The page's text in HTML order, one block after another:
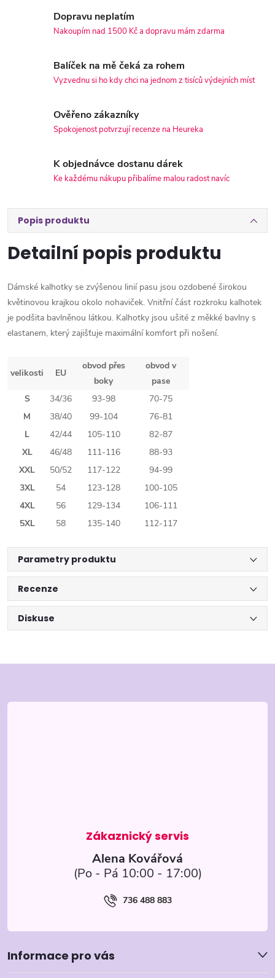
Dopravu neplatím
Nakoupím nad 1500 Kč a dopravu mám zdarma
Balíček na mě čeká za rohem
Vyzvednu si ho kdy chci na jednom z tisíců výdejních míst
Ověřeno zákazníky
Spokojenost potvrzují recenze na Heureka
K objednávce dostanu dárek
Ke každému nákupu přibalíme malou radost navíc
Popis produktu
Detailní popis produktu
Dámské kalhotky se zvýšenou linií pasu jsou ozdobené širokou
květinovou krajkou okolo nohaviček. Vnitřní část rozkroku kalhotek
je podšita bavlněnou látkou. Kalhotky jsou ušité z měkké bavlny s
elastanem, který zajišťuje maximální komfort při nošení.
velikosti EU
obvod přes
boky
obvod v
pase
S
34/36 93-98
70-75
M
38/40 99-104
76-81
L
42/44 105-110
82-87
XL
46/48 111-116
88-93
XXL
50/52 117-122
94-99
3XL
54 123-128
100-105
4XL
56 129-134
106-111
5XL
58 135-140 112-117
Parametry produktu
Recenze
Diskuse
á
Alena Kovářová
736 488 883
Informace pro vás